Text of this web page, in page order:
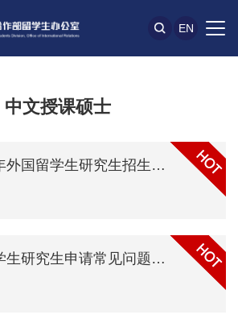
EN
中文授课硕士
北京大学2026年外国留学生研究生招生简章（校本部）
2026年外国留学生研究生申请常见问题解答及说明